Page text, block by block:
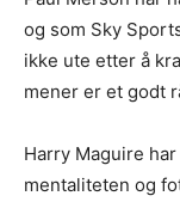
og som Sky
ikke ute etter å
mener er et godt
Harry Maguire
mentaliteten og